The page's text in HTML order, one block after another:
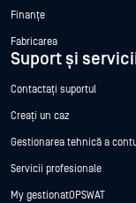
Finanțe
Fabricarea
Suport și
Contactați suportul
Creați un caz
Gestionarea tehnică a
Servicii profesionale
My gestionatOPSWAT